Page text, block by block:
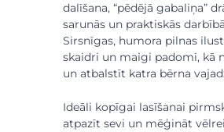
dalīšana, “pēdējā gabaliņa”
sarunās un praktiskās
Sirsnīgas, humora pilnas
skaidri un maigi padomi, kā
un atbalstīt katra bērna
Ideāli kopīgai lasīšanai
atpazīt sevi un mēģināt